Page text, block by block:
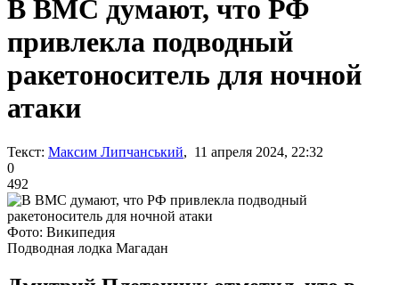
В ВМС думают, что РФ
привлекла подводный
ракетоноситель для ночной
атаки
Текст: Максим Липчанський, 11 апреля 2024, 22:32
0
492
Фото: Википедия
Подводная лодка Магадан